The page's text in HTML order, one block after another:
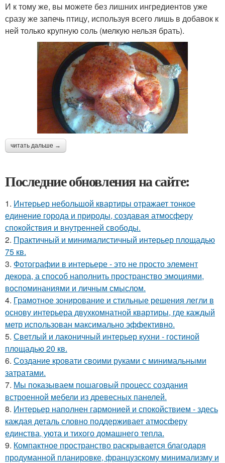
И к тому же, вы можете без лишних ингредиентов уже
сразу же запечь птицу, используя всего лишь в добавок к
ней только крупную соль (мелкую нельзя брать).
читать дальше →
Последние обновления на сайте:
1. Интерьер небольшой квартиры отражает тонкое
единение города и природы, создавая атмосферу
спокойствия и внутренней свободы.
2. Практичный и минималистичный интерьер площадью
75 кв.
3. Фотографии в интерьере - это не просто элемент
декора, а способ наполнить пространство эмоциями,
воспоминаниями и личным смыслом.
4. Грамотное зонирование и стильные решения легли в
основу интерьера двухкомнатной квартиры, где каждый
метр использован максимально эффективно.
5. Светлый и лаконичный интерьер кухни - гостиной
площадью 20 кв.
6. Создание кровати своими руками с минимальными
затратами.
7. Мы показываем пошаговый процесс создания
встроенной мебели из древесных панелей.
8. Интерьер наполнен гармонией и спокойствием - здесь
каждая деталь словно поддерживает атмосферу
единства, уюта и тихого домашнего тепла.
9. Компактное пространство раскрывается благодаря
продуманной планировке, французскому минимализму и